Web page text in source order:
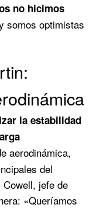
no hicimos
somos optimistas
la estabilidad
aerodinámica,
del
jefe de
«Queríamos